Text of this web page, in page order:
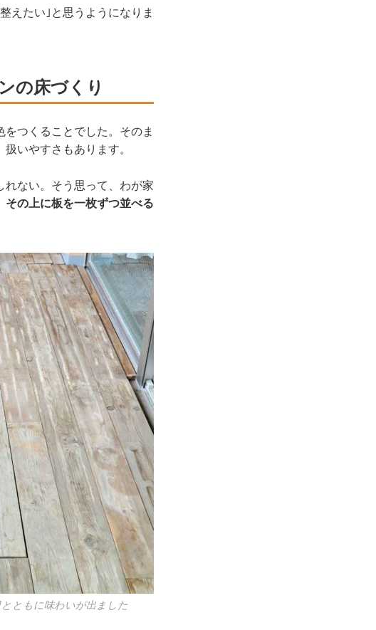
えたい｣と思うようになりま
の床づくり
つくることでした。そのま
いやすさもあります。
ない。そう思って、わが家
の上に板を一枚ずつ並べる
ともに味わいが出ました